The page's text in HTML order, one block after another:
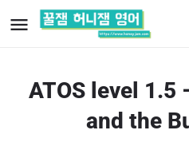
ATOS level 1.5
and the